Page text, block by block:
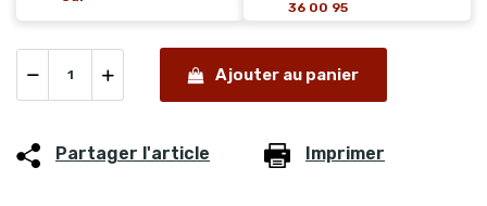
36 00 95
Ajouter au panier
Partager l'article Imprimer